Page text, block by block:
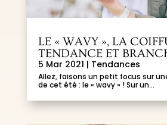
LE « WAVY », LA
TENDANCE ET
5 Mar 2021 | Tendances
Allez, faisons un petit focus sur
de cet été : le « wavy » ! Sur un...